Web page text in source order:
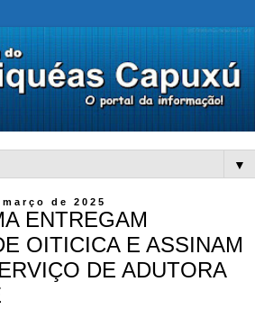
▼
de 2025
ENTREGAM
OITICICA E ASSINAM
DE ADUTORA